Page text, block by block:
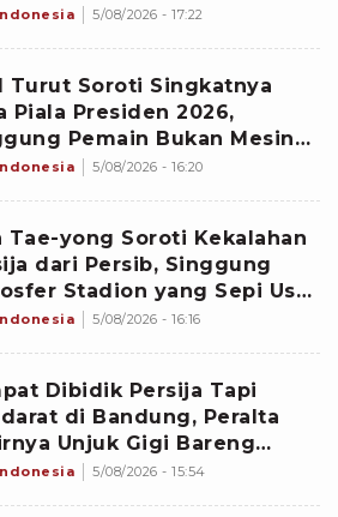
Indonesia Hingga Piala
5/08/2026 - 17:22
Turut Soroti Singkatnya
Piala Presiden 2026,
Pemain Bukan Mesin
Ancaman Cedera dalam
5/08/2026 - 16:20
Tae-yong Soroti Kekalahan
dari Persib, Singgung
Stadion yang Sepi Usai
ke Final Piala Presiden
5/08/2026 - 16:16
Dibidik Persija Tapi
di Bandung, Peralta
Unjuk Gigi Bareng
di Piala Presiden 2026
5/08/2026 - 15:54